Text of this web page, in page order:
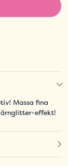
Massa fina
effekt!